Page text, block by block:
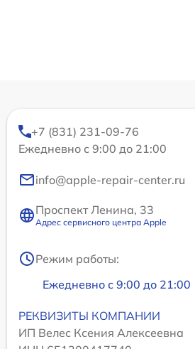
+7 (831) 231-09-76
Ежедневно с 9:00 до 21:00
info@apple-repair-center.ru
Проспект Ленина, 33
Адрес сервисного центра Apple
Режим работы:
Ежедневно с 9:00 до 21:00
РЕКВИЗИТЫ КОМПАНИИ
ИП Велес Ксения Алексеевна